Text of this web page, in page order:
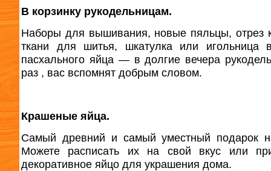
В корзинку рукодельницам.
Наборы для вышивания, новые пяльцы, отрез
ткани для шитья, шкатулка или игольница
пасхального яйца — в долгие вечера
раз , вас вспомнят добрым словом.
Крашеные яйца.
Самый древний и самый уместный подарок
Можете расписать их на свой вкус или
декоративное яйцо для украшения дома.